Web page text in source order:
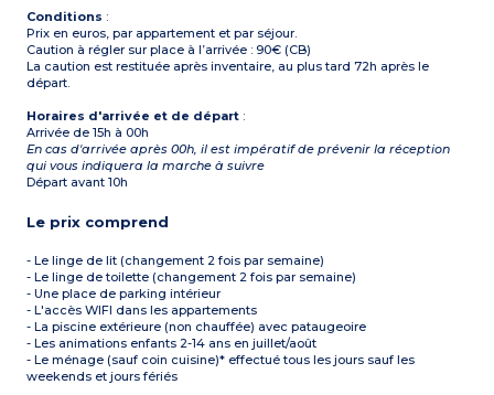
Conditions :
Prix en euros, par appartement et par séjour.
Caution à régler sur place à l’arrivée : 90€ (CB)
La caution est restituée après inventaire, au plus tard 72h après le
départ.
Horaires d'arrivée et de départ :
Arrivée de 15h à 00h
En cas d'arrivée après 00h, il est impératif de prévenir la réception
qui vous indiquera la marche à suivre
Départ avant 10h
Le prix comprend
- Le linge de lit (changement 2 fois par semaine)
- Le linge de toilette (changement 2 fois par semaine)
- Une place de parking intérieur
- L'accès WIFI dans les appartements
- La piscine extérieure (non chauffée) avec pataugeoire
- Les animations enfants 2-14 ans en juillet/août
- Le ménage (sauf coin cuisine)* effectué tous les jours sauf les
weekends et jours fériés